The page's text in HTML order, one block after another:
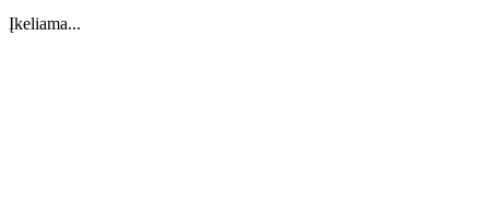
Įkeliama...